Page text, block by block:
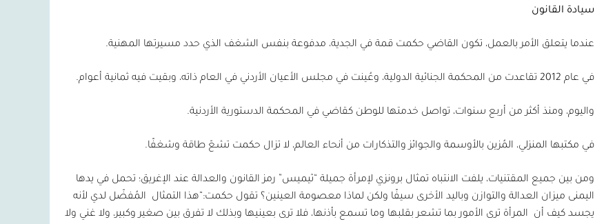
سيادة القانون
عندما يتعلق الأمر بالعمل، تكون القاضي حكمت قمة في الجدية، مدفوعة بنفس الشغف الذي حدد مسيرتها المهنية.
في عام 2012تقاعدت من المحكمة الجنائية الدولية، وعُينت في مجلس الأعيان الأردني في العام ذاته، وبقيت فيه ثمانية أعوام.
واليوم، ومنذ أكثر من أربع سنوات، تواصل خدمتها للوطن كقاضي في المحكمة الدستورية الأردنية.
في مكتبها المنزلي، المُزين بالأوسمة والجوائز والتذكارات من أنحاء العالم، لا تزال حكمت تشعّ طاقة وشغفًا.
ومن بين جميع المقتنيات، يلفت الانتباه تمثال برونزي لإمرأة جميلة “ثيميس” رمز القانون والعدالة عند الإغريق؛ تحمل في يدها
اليمنى ميزان العدالة والتوازن وباليد الأخرى سيفًا ولكن لماذا معصومة العينين؟ تقول حكمت:“هذا التمثال
المُفضّل لدي لأنه
يجسد كيف أن
المرأة ترى الأمور بما تشعر بقلبها وما تسمع بأذنها، فلا ترى بعينيها وبذلك لا تفرق بين صغير وكبير، ولا غني ولا